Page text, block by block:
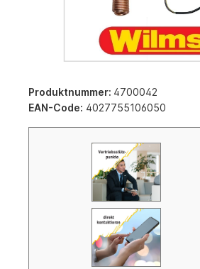
Produktnummer: 4700042
EAN-Code: 4027755106050